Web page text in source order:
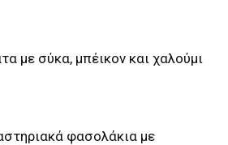
με σύκα, μπέικον και χαλούμι
φασολάκια με